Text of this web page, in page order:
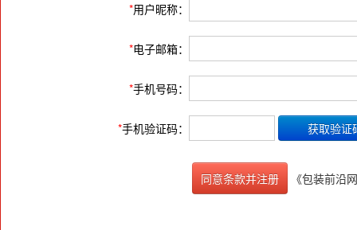
*用户昵称：
*电子邮箱：
*手机号码：
*手机验证码：
同意条款并注册 《包装前沿